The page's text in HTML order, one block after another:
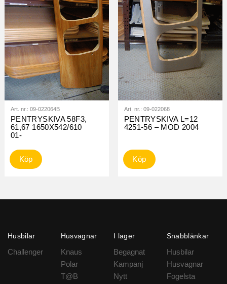
Art. nr.: 09-022064B
PENTRYSKIVA 58F3,
61,67 1650X542/610
01-
Köp
Art. nr.: 09-022068
PENTRYSKIVA L=12
4251-56 – MOD 2004
Köp
Husbilar
Challenger
Husvagnar
Knaus
Polar
T@B
I lager
Begagnat
Kampanj
Nytt
Snabblänkar
Husbilar
Husvagnar
Fogelsta